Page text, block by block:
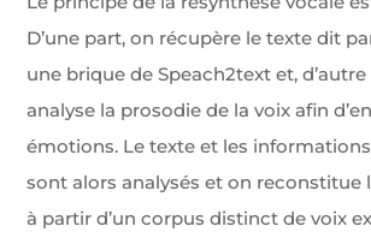
D’une part, on récupère le texte dit
une brique de Speach2text et,
analyse la prosodie de la voix afin
émotions. Le texte et les
sont alors analysés et on reconstitue
à partir d’un corpus distinct de voix